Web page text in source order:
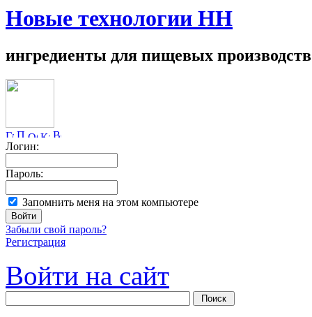
Новые технологии НН
ингредиенты для пищевых производств
Логин:
Пароль:
Запомнить меня на этом компьютере
Забыли свой пароль?
Регистрация
Войти на сайт